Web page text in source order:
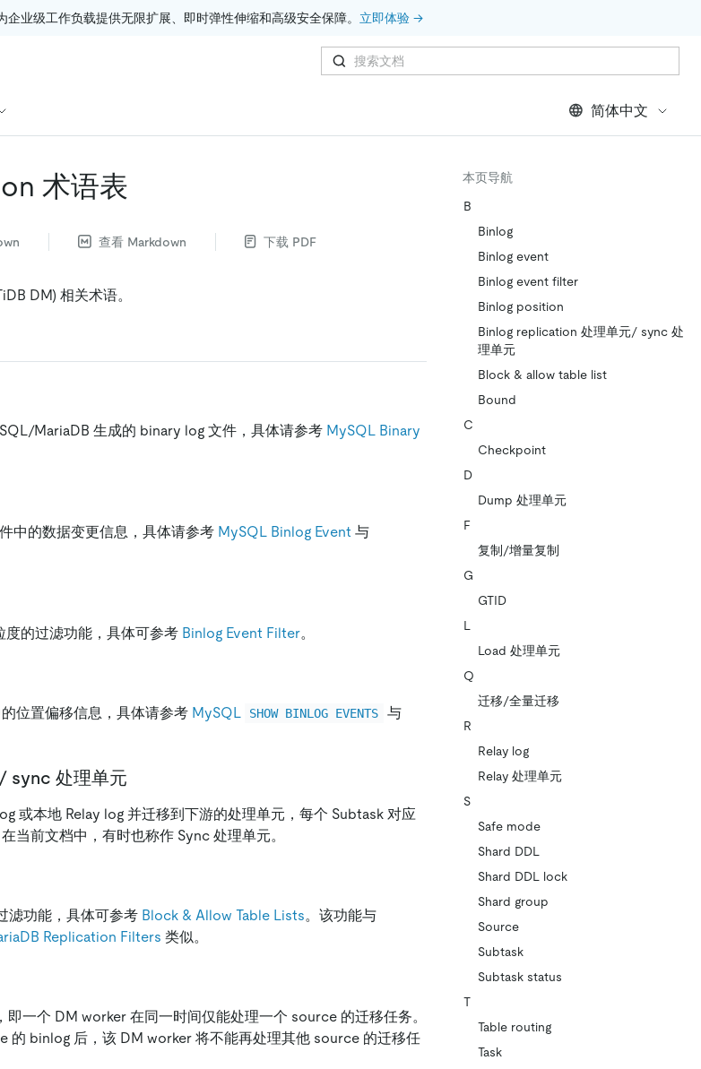
企业级工作负载提供无限扩展、即时弹性伸缩和高级安全保障。 立即体验 →
简体中文
术语表
查看 Markdown 下载 PDF
DM) 相关术语。
MariaDB 生成的 binary log 文件，具体请参考 MySQL Binary
中的数据变更信息，具体请参考 MySQL Binlog Event 与
的过滤功能，具体可参考 Binlog Event Filter。
位置偏移信息，具体请参考 MySQL SHOW BINLOG EVENTS
与
sync 处理单元
或本地 Relay log 并迁移到下游的处理单元，每个 Subtask 对应
当前文档中，有时也称作 Sync 处理单元。
滤功能，具体可参考 Block & Allow Table Lists。该功能与
Replication Filters 类似。
一个 DM worker 在同一时间仅能处理一个 source 的迁移任务。
的 binlog 后，该 DM worker 将不能再处理其他 source 的迁移任
本页导航
B
Binlog
Binlog event
Binlog event filter
Binlog position
Binlog replication 处理单元/ sync 处
理单元
Block & allow table list
Bound
C
Checkpoint
D
Dump 处理单元
F
复制/增量复制
G
GTID
L
Load 处理单元
Q
迁移/全量迁移
R
Relay log
Relay 处理单元
S
Safe mode
Shard DDL
Shard DDL lock
Shard group
Source
Subtask
Subtask status
T
Table routing
Task